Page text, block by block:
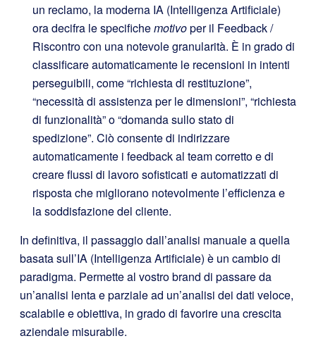
un reclamo, la moderna IA (Intelligenza Artificiale)
ora decifra le specifichemotivoper il Feedback /
Riscontro con una notevole granularità. È in grado di
classificare automaticamente le recensioni in intenti
perseguibili, come “richiesta di restituzione”,
“necessità di assistenza per le dimensioni”, “richiesta
di funzionalità” o “domanda sullo stato di
spedizione”. Ciò consente di indirizzare
automaticamente i feedback al team corretto e di
creare flussi di lavoro sofisticati e automatizzati di
risposta che migliorano notevolmente l’efficienza e
la soddisfazione del cliente.
In definitiva, il passaggio dall’analisi manuale a quella
basata sull’IA (Intelligenza Artificiale) è un cambio di
paradigma. Permette al vostro brand di passare da
un’analisi lenta e parziale ad un’analisi dei dati veloce,
scalabile e obiettiva, in grado di favorire una crescita
aziendale misurabile.